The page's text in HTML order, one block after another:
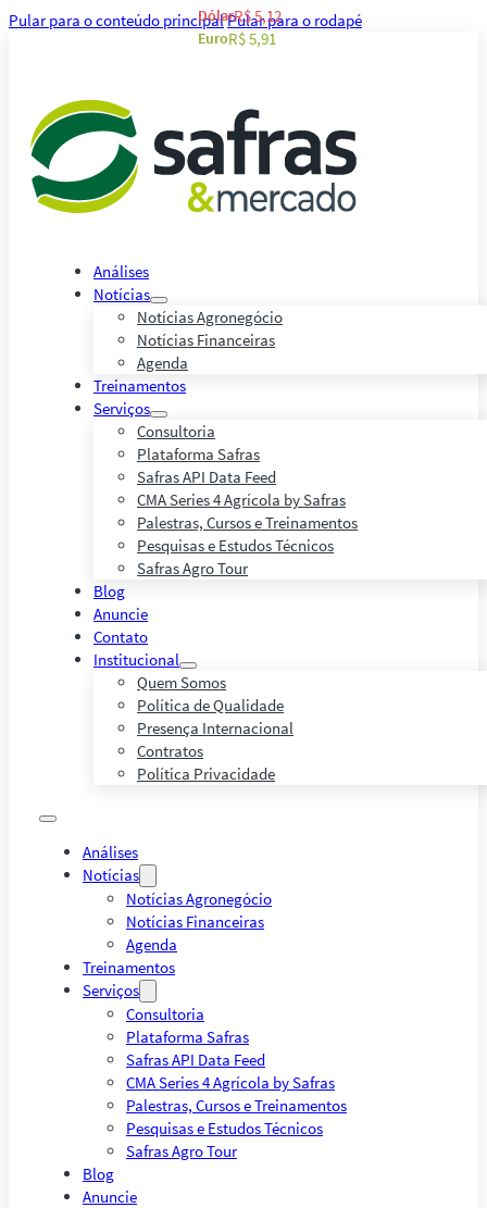
Pular para o conteúdo principalPular para o rodapé
Análises
Notícias
Notícias Agronegócio
Notícias Financeiras
Agenda
Treinamentos
Serviços
Consultoria
Plataforma Safras
Safras API Data Feed
CMA Series 4 Agrícola by Safras
Palestras, Cursos e Treinamentos
Pesquisas e Estudos Técnicos
Safras Agro Tour
Blog
Anuncie
Contato
Institucional
Quem Somos
Política de Qualidade
Presença Internacional
Contratos
Política Privacidade
Análises
Notícias
Notícias Agronegócio
Notícias Financeiras
Agenda
Treinamentos
Serviços
Consultoria
Plataforma Safras
Safras API Data Feed
CMA Series 4 Agrícola by Safras
Palestras, Cursos e Treinamentos
Pesquisas e Estudos Técnicos
Safras Agro Tour
Blog
Anuncie
DólarR$ 5,12
EuroR$ 5,91